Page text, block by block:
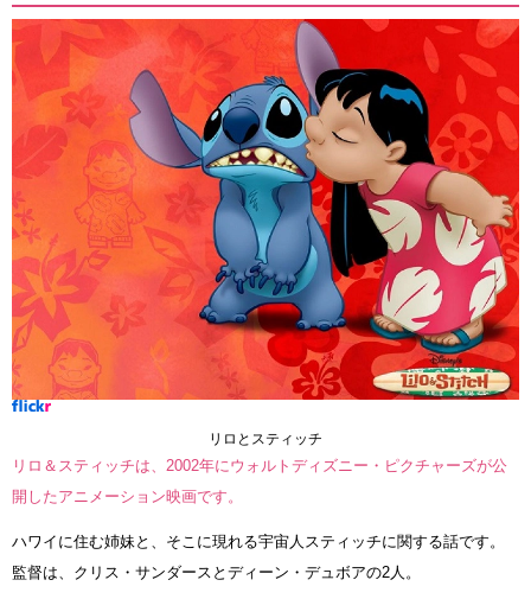
リロとスティッチ
リロ＆スティッチは、2002年にウォルトディズニー・ピクチャーズが公
開したアニメーション映画です。
ハワイに住む姉妹と、そこに現れる宇宙人スティッチに関する話です。
監督は、クリス・サンダースとディーン・デュボアの2人。